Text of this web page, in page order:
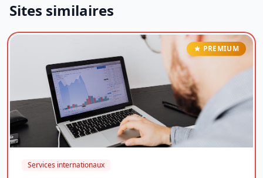
Sites similaires
PREMIUM
Services internationaux